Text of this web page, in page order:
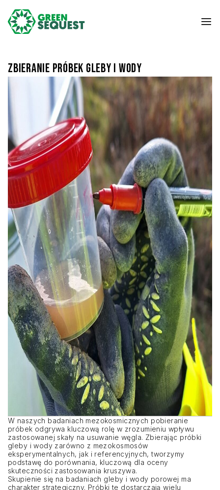
Zbieranie próbek gleby i wody
W naszych badaniach mezokosmicznych pobieranie
próbek odgrywa kluczową rolę w zrozumieniu wpływu
zastosowanej skały na usuwanie węgla. Zbierając próbki
gleby i wody zarówno z mezokosmosów
eksperymentalnych, jak i referencyjnych, tworzymy
podstawę do porównania, kluczową dla oceny
skuteczności zastosowania kruszywa.
Skupienie się na badaniach gleby i wody porowej ma
charakter strategiczny. Próbki te dostarczają wielu